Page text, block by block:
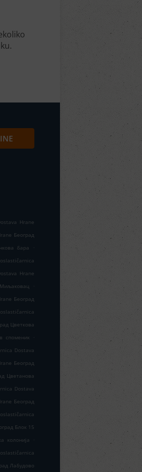
Hrane
Београд
бара
.
Hrane
.
Београд
Цветкова
споменик
.
Dostava
Београд
Цветанова
Dostava
Београд
Блок 15
колонија
.
Лабудово